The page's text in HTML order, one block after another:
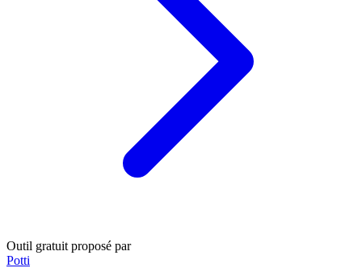
Outil gratuit proposé par
Potti